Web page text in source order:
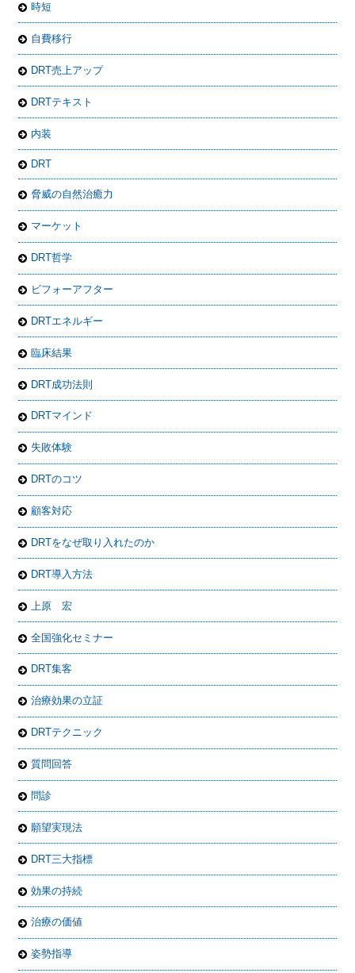
時短
自費移行
DRT売上アップ
DRTテキスト
内装
DRT
脅威の自然治癒力
マーケット
DRT哲学
ビフォーアフター
DRTエネルギー
臨床結果
DRT成功法則
DRTマインド
失敗体験
DRTのコツ
顧客対応
DRTをなぜ取り入れたのか
DRT導入方法
上原 宏
全国強化セミナー
DRT集客
治療効果の立証
DRTテクニック
質問回答
問診
願望実現法
DRT三大指標
効果の持続
治療の価値
姿勢指導